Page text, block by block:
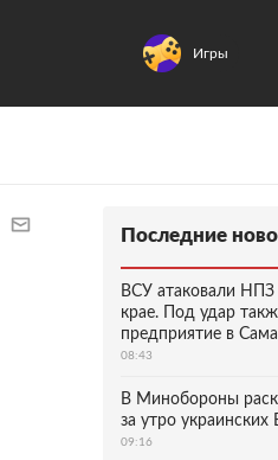
Игры
Последние
ВСУ атаковали
крае. Под удар
предприятие в
08:43
В Минобороны
за утро
09:16